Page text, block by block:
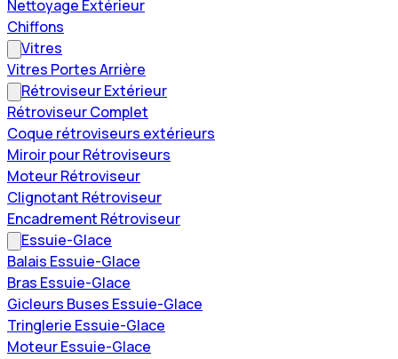
Nettoyage Extérieur
Chiffons
Vitres
Vitres Portes Arrière
Rétroviseur Extérieur
Rétroviseur Complet
Coque rétroviseurs extérieurs
Miroir pour Rétroviseurs
Moteur Rétroviseur
Clignotant Rétroviseur
Encadrement Rétroviseur
Essuie-Glace
Balais Essuie-Glace
Bras Essuie-Glace
Gicleurs Buses Essuie-Glace
Tringlerie Essuie-Glace
Moteur Essuie-Glace